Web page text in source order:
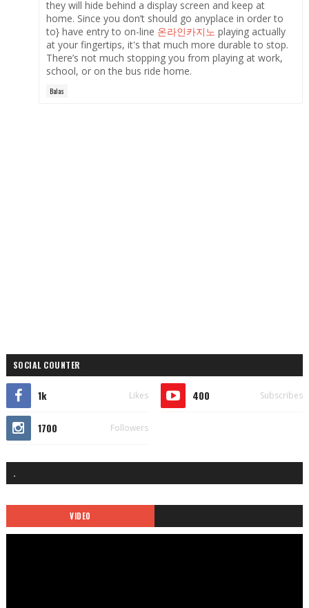
they will hide behind a display screen and keep at
home. Since you don’t should go anyplace in order to
to} have entry to on-line 온라인카지노 playing actually
at your fingertips, it's that much more durable to stop.
There’s not much stopping you from playing at work,
school, or on the bus ride home.
Balas
SOCIAL COUNTER
1k Likes 400 Subscribes
1700 Followers
.
VIDEO